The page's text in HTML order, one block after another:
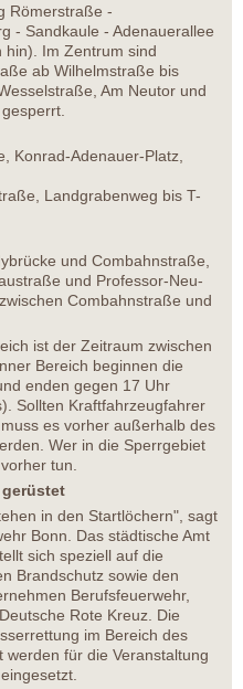
Römerstraße -
- Sandkaule - Adenauerallee
hin). Im Zentrum sind
ab Wilhelmstraße bis
Am Neutor und
Konrad-Adenauer-Platz,
Landgrabenweg bis T-
und Combahnstraße,
und Professor-Neu-
Combahnstraße und
ist der Zeitraum zwischen
Bereich beginnen die
enden gegen 17 Uhr
Sollten Kraftfahrzeugfahrer
es vorher außerhalb des
Wer in die Sperrgebiet
tun.
in den Startlöchern", sagt
Bonn. Das städtische Amt
sich speziell auf die
Brandschutz sowie den
Berufsfeuerwehr,
Rote Kreuz. Die
im Bereich des
werden für die Veranstaltung